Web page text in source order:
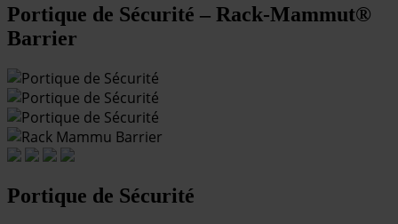
Portique de Sécurité – Rack-Mammut®
Barrier
Portique de Sécurité